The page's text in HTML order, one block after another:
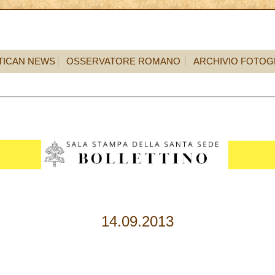
NEWS OSSERVATORE ROMANO ARCHIVIO
14.09.2013